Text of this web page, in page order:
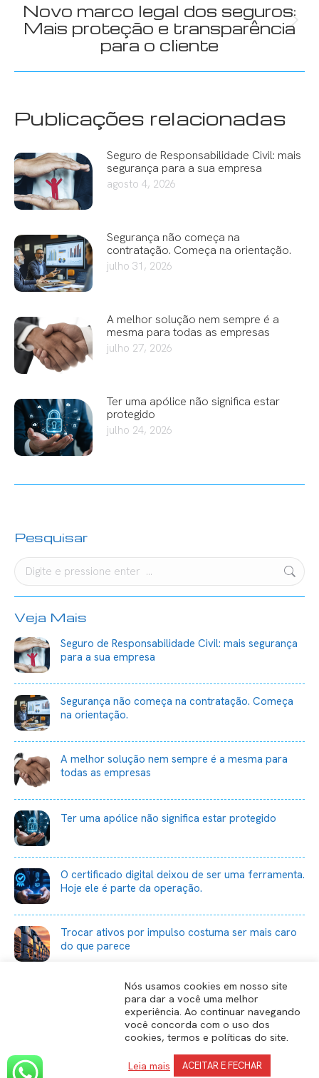
Próximo
post:
Novo marco legal dos seguros:
Mais proteção e transparência
para o cliente
Publicações relacionadas
Seguro de Responsabilidade Civil: mais
segurança para a sua empresa
agosto 4, 2026
Segurança não começa na
contratação. Começa na orientação.
julho 31, 2026
A melhor solução nem sempre é a
mesma para todas as empresas
julho 27, 2026
Ter uma apólice não significa estar
protegido
julho 24, 2026
Pesquisar
Search:
Veja Mais
Seguro de Responsabilidade Civil: mais segurança
para a sua empresa
Segurança não começa na contratação. Começa
na orientação.
A melhor solução nem sempre é a mesma para
todas as empresas
Ter uma apólice não significa estar protegido
O certificado digital deixou de ser uma ferramenta.
Hoje ele é parte da operação.
Trocar ativos por impulso costuma ser mais caro
do que parece
Grupo Sesquini © 2025. Todos os direitos reservados.Política de
Nós usamos cookies em nosso site
para dar a você uma melhor
experiência. Ao continuar navegando
você concorda com o uso dos
cookies, termos e políticas do site.
Leia mais ACEITAR E FECHAR